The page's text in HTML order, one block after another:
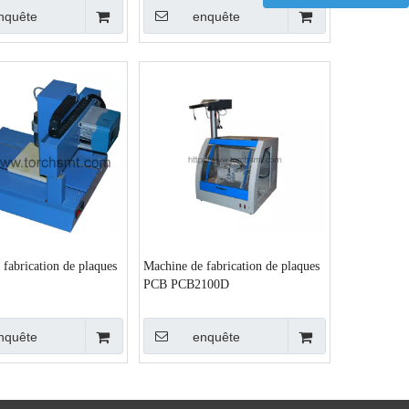
enquête
fabrication de plaques
Machine de fabrication de plaques
PCB PCB2100D
enquête